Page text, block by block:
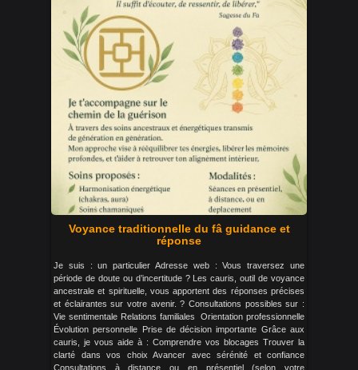
Voyance traditionnelle du fâ guidance et
réponse
Je suis : un particulier Adresse web : Vous traversez une
période de doute ou d’incertitude ? Les cauris, outil de voyance
ancestrale et spirituelle, vous apportent des réponses précises
et éclairantes sur votre avenir. ? Consultations possibles sur :
Vie sentimentale Relations familiales ‍‍‍ Orientation professionnelle
Évolution personnelle Prise de décision importante Grâce aux
cauris, je vous aide à : Comprendre vos blocages Trouver la
clarté dans vos choix Avancer avec sérénité et confiance
Consultations à distance ou en présentiel (selon votre